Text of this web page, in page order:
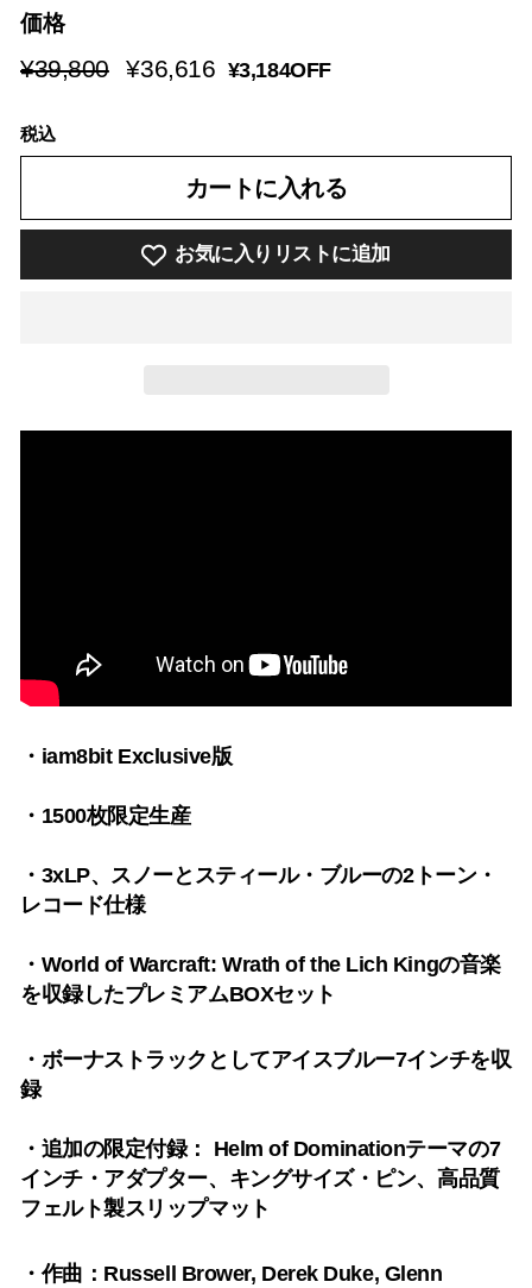
価格
¥39,800¥39,800
SALE
¥36,616 ¥36,616
¥3,184OFF
税込
カートに入れる
お気に入りリストに追加
・iam8bit Exclusive版
・1500枚限定生産
・3xLP、スノーとスティール・ブルーの2トーン・
レコード仕様
・World of Warcraft: Wrath of the Lich Kingの音楽
を収録したプレミアムBOXセット
・ボーナストラックとしてアイスブルー7インチを収
録
・追加の限定付録： Helm of Dominationテーマの7
インチ・アダプター、キングサイズ・ピン、高品質
フェルト製スリップマット
・作曲：Russell Brower, Derek Duke, Glenn